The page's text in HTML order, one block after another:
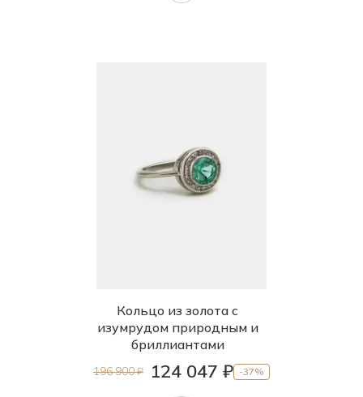
Кольцо из золота с
изумрудом природным и
бриллиантами
196 900 ₽ 124 047 ₽ -37%